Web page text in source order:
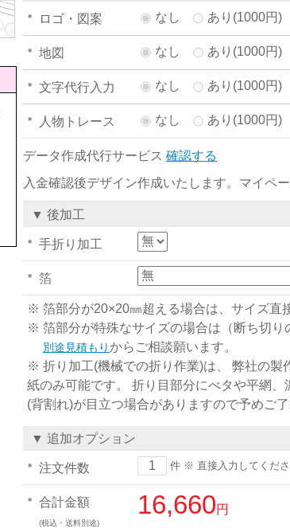
ロゴ・図案 なし あり(1000円)
地図 なし あり(1000円)
文字代行入力 なし あり(1000円)
人物トレース なし あり(1000円)
データ作成代行サービス 確認する
入金確認後デザイン作成いたします。マイペ
▼ 後加工
手折り加工
箔
※ 箔部分が20×20㎜超える場合は、サイズ直
※ 箔部分が特殊なサイズの場合は（断ち切り
別途見積もりからご相談願います。
※ 折り加工(機械での折り作業)は、 弊社の製
紙のみ可能です。 折り目部分にべタや平網
(背割れ)が目立つ場合がありますので予めご了
▼ 追加オプション
注文件数 件 ※ 直接入力してくだ
合計金額
(税込・送料別途)
16,660円